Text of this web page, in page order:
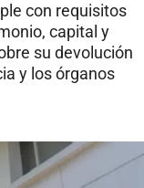
con requisitos
capital y
su devolución
y los órganos